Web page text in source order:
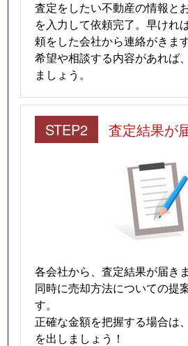
査定をしたい不動産の情報と
を入力して依頼完了。早けれ
頼をした会社から連絡がきます
希望や相談する内容があれば
ましょう。
STEP2 査定結果が
各会社から、査定結果が届きま
同時に売却方法についての提
す。
正確な金額を把握する場合は
を出しましょう！